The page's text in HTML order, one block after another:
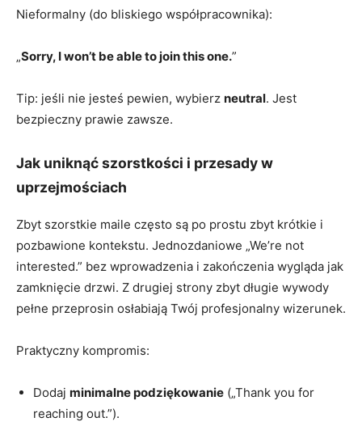
Nieformalny (do bliskiego współpracownika):
„Sorry, I won’t be able to join this one.”
Tip: jeśli nie jesteś pewien, wybierz neutral. Jest
bezpieczny prawie zawsze.
Jak uniknąć szorstkości i przesady w
uprzejmościach
Zbyt szorstkie maile często są po prostu zbyt krótkie i
pozbawione kontekstu. Jednozdaniowe „We’re not
interested.” bez wprowadzenia i zakończenia wygląda jak
zamknięcie drzwi. Z drugiej strony zbyt długie wywody
pełne przeprosin osłabiają Twój profesjonalny wizerunek.
Praktyczny kompromis:
Dodaj minimalne podziękowanie („Thank you for
reaching out.”).